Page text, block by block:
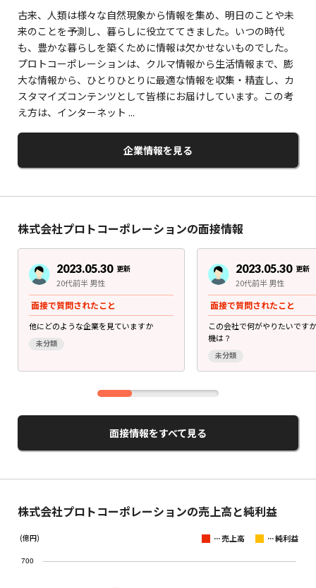
古来、人類は様々な自然現象から情報を集め、明日のことや未
来のことを予測し、暮らしに役立ててきました。いつの時代
も、豊かな暮らしを築くために情報は欠かせないものでした。
プロトコーポレーションは、クルマ情報から生活情報まで、膨
大な情報から、ひとりひとりに最適な情報を収集・精査し、カ
スタマイズコンテンツとして皆様にお届けしています。この考
え方は、インターネット ...
企業情報を見る
株式会社プロトコーポレーションの面接情報
2023.05.30 更新
20代前半 男性
面接で質問されたこと
他にどのような企業を見ていますか
未分類
2023.05.30 更新
20代前半 男性
面接で質問されたこと
この会社で何がやりたいです
機は？
未分類
面接情報をすべて見る
株式会社プロトコーポレーションの売上高と純利益
(億円) ...売上高 ...純利益